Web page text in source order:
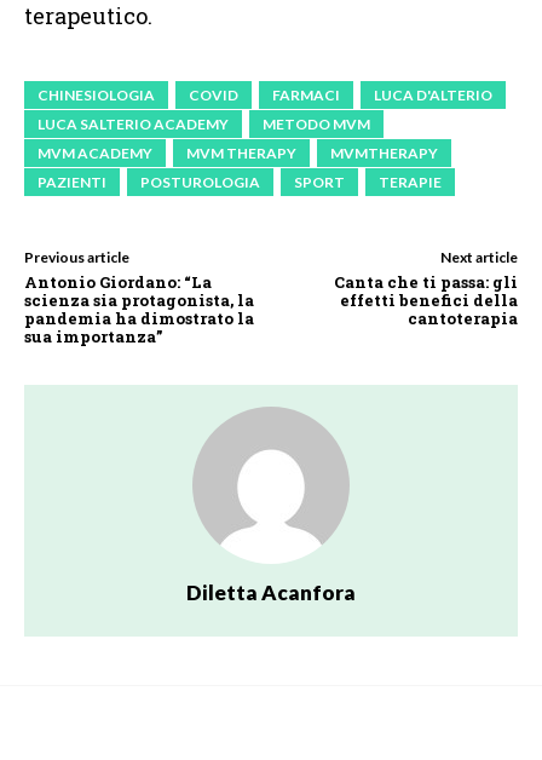
terapeutico.
CHINESIOLOGIA COVID FARMACI
LUCA D'ALTERIO
LUCA SALTERIO ACADEMY
METODO MVM
MVM ACADEMY
MVM THERAPY
MVMTHERAPY
PAZIENTI
POSTUROLOGIA SPORT TERAPIE
Previous article
Antonio Giordano: “La
scienza sia protagonista, la
pandemia ha dimostrato la
sua importanza”
Next article
Canta che ti passa: gli
effetti benefici della
cantoterapia
Diletta Acanfora